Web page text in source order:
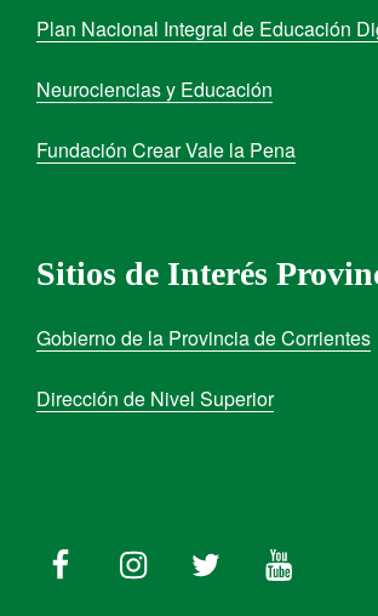
Plan Nacional Integral de Educación
Neurociencias y Educación
Fundación Crear Vale la Pena
Sitios de Interés
Gobierno de la Provincia de Corrientes
Dirección de Nivel Superior